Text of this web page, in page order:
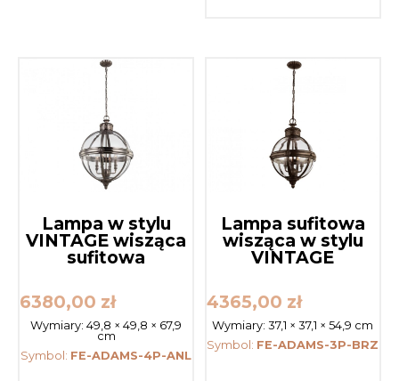
Lampa w stylu
VINTAGE wisząca
sufitowa
6380,00 zł
Wymiary:49,8 × 49,8 × 67,9
cm
Symbol: FE-ADAMS-4P-ANL
Lampa sufitowa
wisząca w stylu
VINTAGE
4365,00 zł
Wymiary:37,1 × 37,1 × 54,9 cm
Symbol: FE-ADAMS-3P-BRZ